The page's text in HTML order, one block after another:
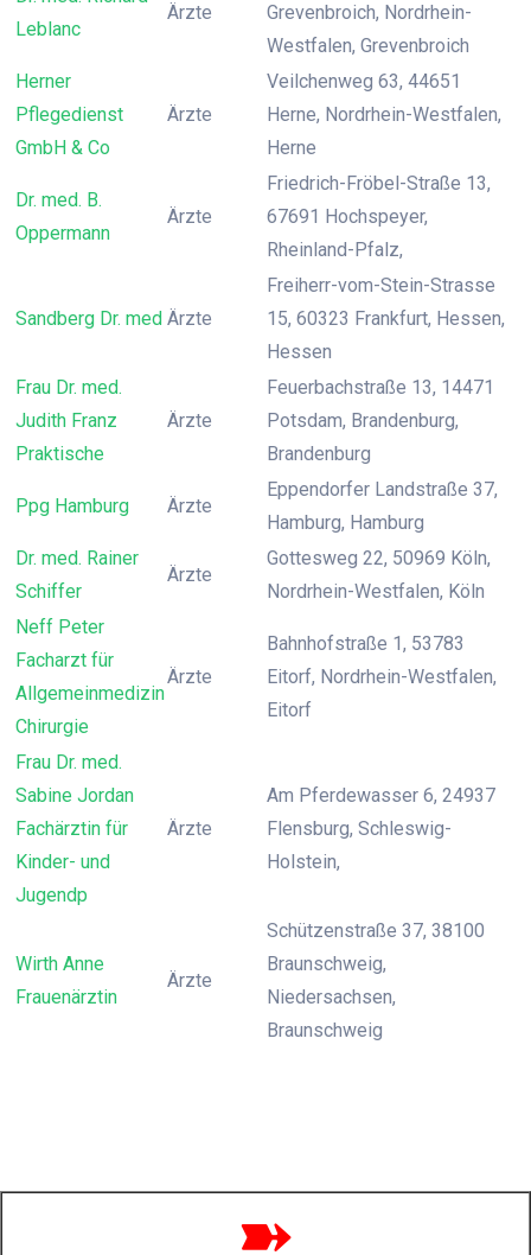
Leblanc
Ärzte
Grevenbroich, Nordrhein-
Westfalen, Grevenbroich
Herner
Pflegedienst
GmbH & Co
Ärzte
Veilchenweg 63, 44651
Herne, Nordrhein-Westfalen,
Herne
Dr. med. B.
Oppermann
Ärzte
Friedrich-Fröbel-Straße 13,
67691 Hochspeyer,
Rheinland-Pfalz,
Sandberg Dr. med Ärzte
Freiherr-vom-Stein-Strasse
15, 60323 Frankfurt, Hessen,
Hessen
Frau Dr. med.
Judith Franz
Praktische
Ärzte
Feuerbachstraße 13, 14471
Potsdam, Brandenburg,
Brandenburg
Ppg Hamburg Ärzte
Eppendorfer Landstraße 37,
Hamburg, Hamburg
Dr. med. Rainer
Schiffer
Ärzte
Gottesweg 22, 50969 Köln,
Nordrhein-Westfalen, Köln
Neff Peter
Facharzt für
Allgemeinmedizin
Chirurgie
Ärzte
Bahnhofstraße 1, 53783
Eitorf, Nordrhein-Westfalen,
Eitorf
Frau Dr. med.
Sabine Jordan
Fachärztin für
Kinder- und
Jugendp
Ärzte
Am Pferdewasser 6, 24937
Flensburg, Schleswig-
Holstein,
Wirth Anne
Frauenärztin
Ärzte
Schützenstraße 37, 38100
Braunschweig,
Niedersachsen,
Braunschweig